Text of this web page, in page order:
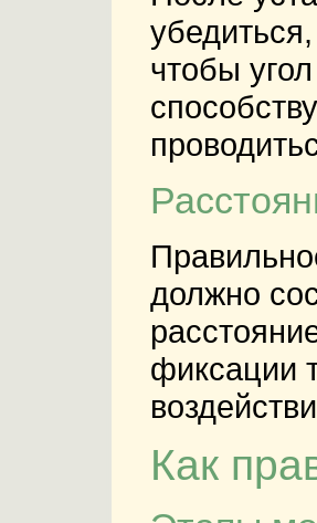
чтобы
должно
фиксации
Как